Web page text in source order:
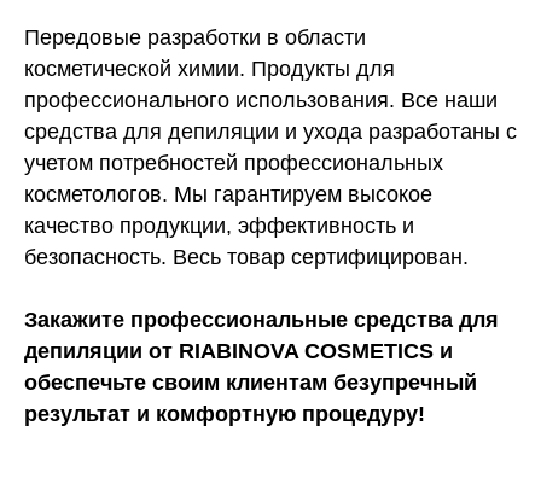
Передовые разработки в области
косметической химии. Продукты для
профессионального использования. Все наши
средства для депиляции и ухода разработаны с
учетом потребностей профессиональных
косметологов. Мы гарантируем высокое
качество продукции, эффективность и
безопасность. Весь товар сертифицирован.
Закажите профессиональные средства для
депиляции от RIABINOVA COSMETICS и
обеспечьте своим клиентам безупречный
результат и комфортную процедуру!